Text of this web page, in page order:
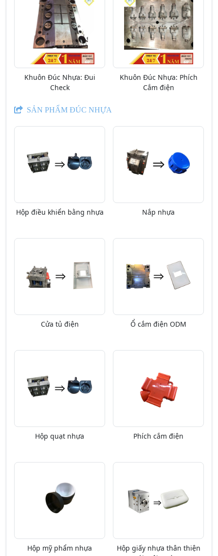
Khuôn Đúc Nhựa: Đui
Check
Khuôn Đúc Nhựa: Phích
Cắm điện
SẢN PHẨM ĐÚC NHỰA
Hộp điều khiển bằng nhựa Nắp nhựa
Cửa tủ điện Ổ cắm điện ODM
Hộp quạt nhựa Phích cắm điện
Hộp mỹ phẩm nhựa
Hộp giấy nhựa thân thiện